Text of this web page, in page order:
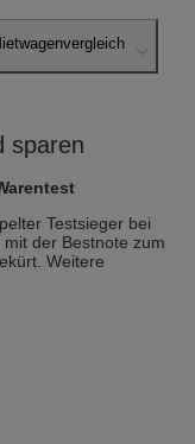
sparen
Testsieger bei
der Bestnote zum
Weitere